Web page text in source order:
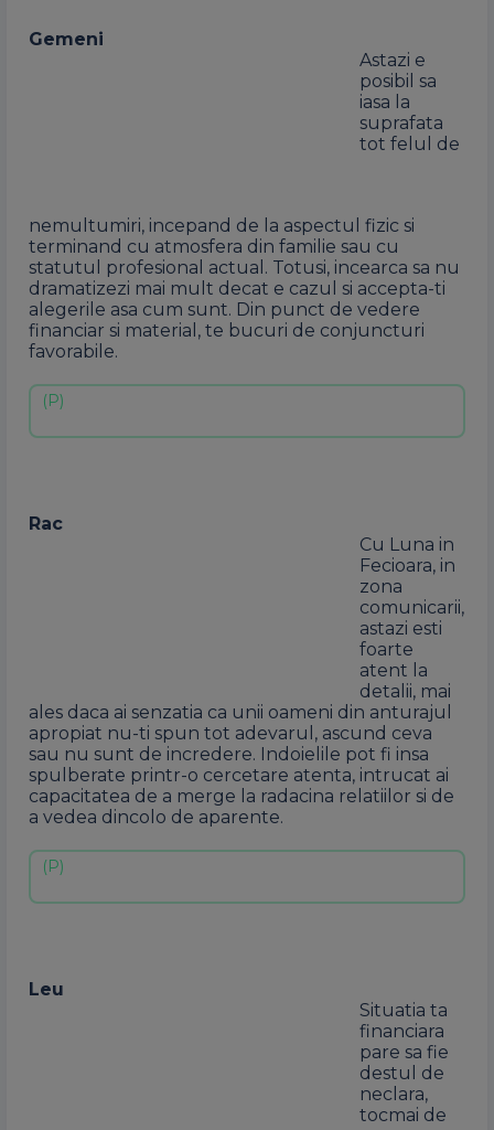
Gemeni
Astazi e
posibil sa
iasa la
suprafata
tot felul de
nemultumiri, incepand de la aspectul fizic si
terminand cu atmosfera din familie sau cu
statutul profesional actual. Totusi, incearca sa nu
dramatizezi mai mult decat e cazul si accepta-ti
alegerile asa cum sunt. Din punct de vedere
financiar si material, te bucuri de conjuncturi
favorabile.
Rac
Cu Luna in
Fecioara, in
zona
comunicarii,
astazi esti
foarte
atent la
detalii, mai
ales daca ai senzatia ca unii oameni din anturajul
apropiat nu-ti spun tot adevarul, ascund ceva
sau nu sunt de incredere. Indoielile pot fi insa
spulberate printr-o cercetare atenta, intrucat ai
capacitatea de a merge la radacina relatiilor si de
a vedea dincolo de aparente.
Leu
Situatia ta
financiara
pare sa fie
destul de
neclara,
tocmai de